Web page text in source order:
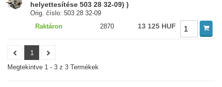
helyettesítése 503 28 32-09) )
Orig. číslo: 503 28 32-09
Raktáron
2870 13 125 HUF
1
Megtekintve 1 - 3 z 3 Termékek